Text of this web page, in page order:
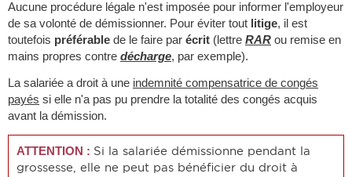
Aucune procédure légale n'est imposée pour informer l'employeur
de sa volonté de démissionner. Pour éviter tout litige, il est
toutefois préférable de le faire par écrit (lettre RAR ou remise en
mains propres contre décharge, par exemple).
La salariée a droit à une indemnité compensatrice de congés
payés si elle n'a pas pu prendre la totalité des congés acquis
avant la démission.
ATTENTION : Si la salariée démissionne pendant la
grossesse, elle ne peut pas bénéficier du droit à